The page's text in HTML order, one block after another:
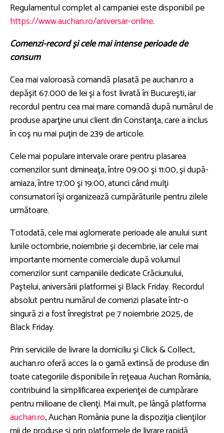
Regulamentul complet al campaniei este disponibil pe
https://www.auchan.ro/aniversar-online.
Comenzi-record şi cele mai intense perioade de
consum
Cea mai valoroasă comandă plasată pe auchan.ro a
depăşit 67.000 de lei şi a fost livrată în Bucureşti, iar
recordul pentru cea mai mare comandă după numărul de
produse aparţine unui client din Constanţa, care a inclus
în coş nu mai puţin de 239 de articole.
Cele mai populare intervale orare pentru plasarea
comenzilor sunt dimineaţa, între 09:00 şi 11:00, şi după-
amiaza, între 17:00 şi 19:00, atunci când mulţi
consumatori îşi organizează cumpărăturile pentru zilele
următoare.
Totodată, cele mai aglomerate perioade ale anului sunt
lunile octombrie, noiembrie şi decembrie, iar cele mai
importante momente comerciale după volumul
comenzilor sunt campaniile dedicate Crăciunului,
Paştelui, aniversării platformei şi Black Friday. Recordul
absolut pentru numărul de comenzi plasate într-o
singură zi a fost înregistrat pe 7 noiembrie 2025, de
Black Friday.
Prin serviciile de livrare la domiciliu şi Click & Collect,
auchan.ro oferă acces la o gamă extinsă de produse din
toate categoriile disponibile în reţeaua Auchan România,
contribuind la simplificarea experienţei de cumpărare
pentru milioane de clienţi. Mai mult, pe lângă platforma
auchan.ro, Auchan România pune la dispoziţia clienţilor